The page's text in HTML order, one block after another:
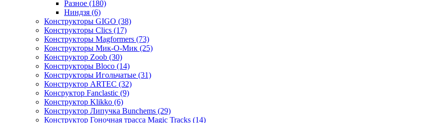
Разное (180)
Ниндзя (6)
Конструкторы GIGO (38)
Конструкторы Clics (17)
Конструкторы Magformers (73)
Конструкторы Мик-О-Мик (25)
Конструктор Zoob (30)
Конструкторы Bloco (14)
Конструкторы Игольчатые (31)
Конструктор ARTEC (32)
Консруктор Fanclastic (9)
Конструктор Klikko (6)
Конструктор Липучка Bunchems (29)
Конструктор Гоночная трасса Magic Tracks (14)